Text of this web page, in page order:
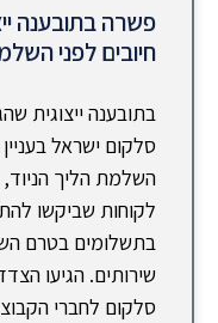
פשרה בתובענה
חיובים לפני
בתובענה ייצוגית
סלקום ישראל
השלמת הליך
לקוחות שביקשו
בתשלומים בטרם
שירותים. הגיעו